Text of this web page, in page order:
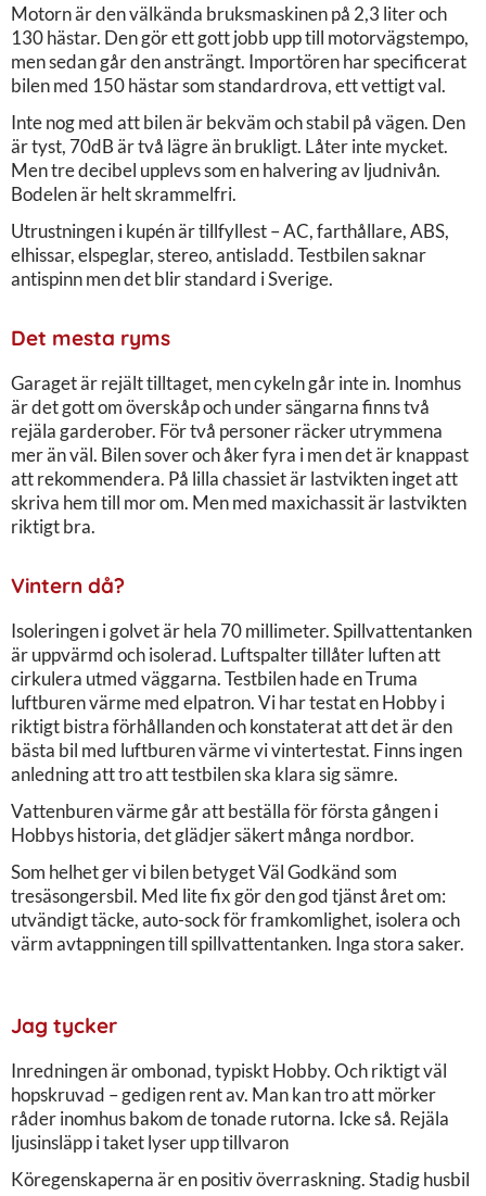
Motorn är den välkända bruksmaskinen på 2,3 liter och
130 hästar. Den gör ett gott jobb upp till motorvägstempo,
men sedan går den ansträngt. Importören har specificerat
bilen med 150 hästar som standardrova, ett vettigt val.
Inte nog med att bilen är bekväm och stabil på vägen. Den
är tyst, 70dB är två lägre än brukligt. Låter inte mycket.
Men tre decibel upplevs som en halvering av ljudnivån.
Bodelen är helt skrammelfri.
Utrustningen i kupén är tillfyllest – AC, farthållare, ABS,
elhissar, elspeglar, stereo, antisladd. Testbilen saknar
antispinn men det blir standard i Sverige.
Det mesta ryms
Garaget är rejält tilltaget, men cykeln går inte in. Inomhus
är det gott om överskåp och under sängarna finns två
rejäla garderober. För två personer räcker utrymmena
mer än väl. Bilen sover och åker fyra i men det är knappast
att rekommendera. På lilla chassiet är lastvikten inget att
skriva hem till mor om. Men med maxichassit är lastvikten
riktigt bra.
Vintern då?
Isoleringen i golvet är hela 70 millimeter. Spillvattentanken
är uppvärmd och isolerad. Luftspalter tillåter luften att
cirkulera utmed väggarna. Testbilen hade en Truma
luftburen värme med elpatron. Vi har testat en Hobby i
riktigt bistra förhållanden och konstaterat att det är den
bästa bil med luftburen värme vi vintertestat. Finns ingen
anledning att tro att testbilen ska klara sig sämre.
Vattenburen värme går att beställa för första gången i
Hobbys historia, det glädjer säkert många nordbor.
Som helhet ger vi bilen betyget Väl Godkänd som
tresäsongersbil. Med lite fix gör den god tjänst året om:
utvändigt täcke, auto-sock för framkomlighet, isolera och
värm avtappningen till spillvattentanken. Inga stora saker.
Jag tycker
Inredningen är ombonad, typiskt Hobby. Och riktigt väl
hopskruvad – gedigen rent av. Man kan tro att mörker
råder inomhus bakom de tonade rutorna. Icke så. Rejäla
ljusinsläpp i taket lyser upp tillvaron
Köregenskaperna är en positiv överraskning. Stadig husbil